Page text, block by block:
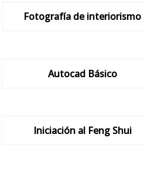
Fotografía de interiorismo
Autocad Básico
Iniciación al Feng Shui